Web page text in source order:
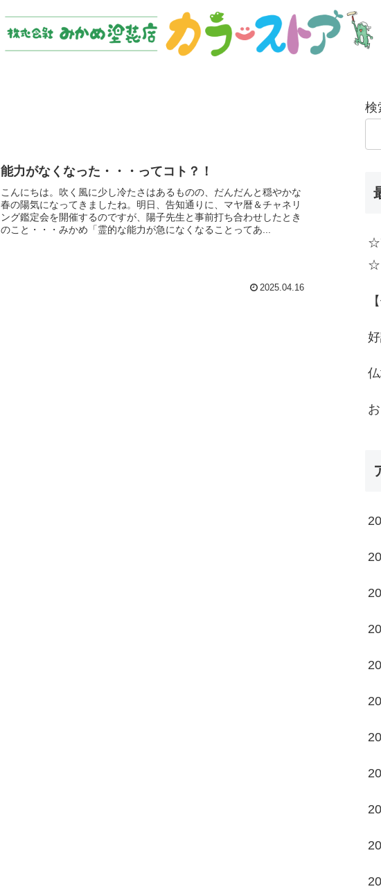
能力がなくなった・・・ってコト？！
こんにちは。吹く風に少し冷たさはあるものの、だんだんと穏やかな
春の陽気になってきましたね。明日、告知通りに、マヤ暦＆チャネリ
ング鑑定会を開催するのですが、陽子先生と事前打ち合わせしたとき
のこと・・・みかめ「霊的な能力が急になくなることってあ...
2025.04.16
検
☆